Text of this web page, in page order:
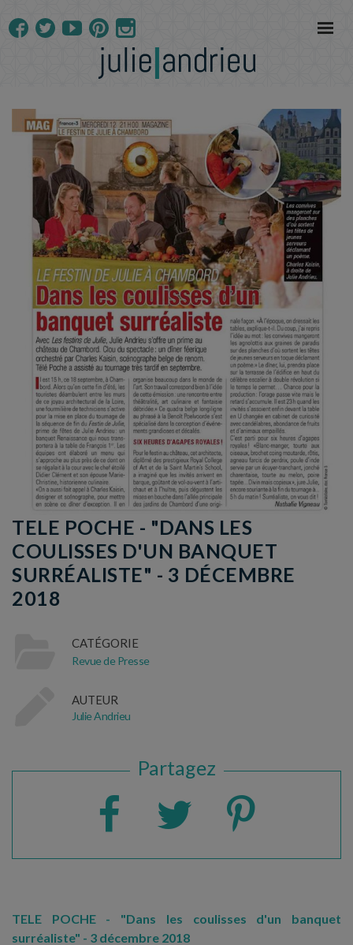
TELE POCHE - "DANS LES
COULISSES D'UN BANQUET
SURRÉALISTE" - 3 DÉCEMBRE
2018
CATÉGORIE
Revue de Presse
AUTEUR
Julie Andrieu
Partagez
TELE POCHE - "Dans les coulisses d'un banquet
surréaliste" - 3 décembre 2018